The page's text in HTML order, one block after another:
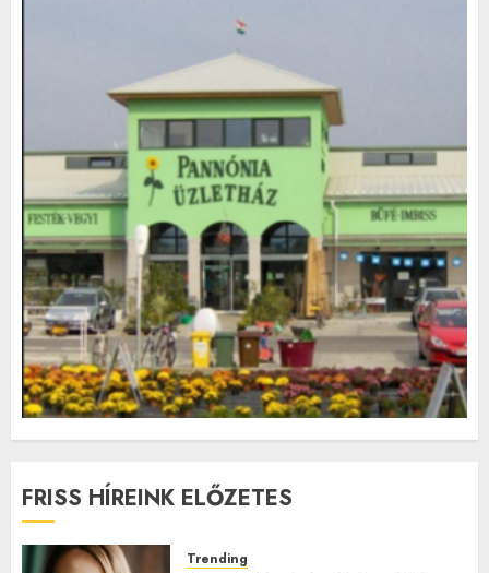
FRISS HÍREINK ELŐZETES
Trending